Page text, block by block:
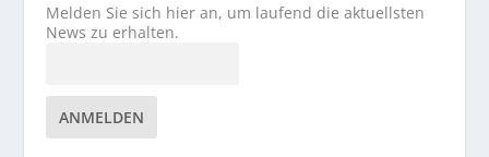
Melden Sie sich hier an, um laufend die aktuellsten
News zu erhalten.
ANMELDEN